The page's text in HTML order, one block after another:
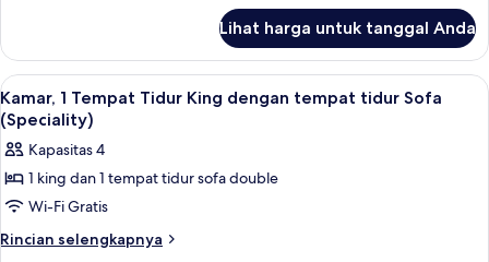
dengan
tempat
tidur
Sofa,
pemandangan
kolam
renang
Kamar,
Tempat
Tidur
King
dengan
tempat
Sofa,
pemandangan
kolam
Lihat harga untuk tanggal Anda
Lihat
semua
foto
untuk
Kamar,
1
Tempat
Seprai premium, bantalan ekstra
5
Kamar, 1 Tempat Tidur King dengan tempat tidur Sofa
(Speciality)
Kapasitas 4
1 king dan 1 tempat tidur sofa double
Wi-Fi Gratis
Rincian selengkapnya
Rincian